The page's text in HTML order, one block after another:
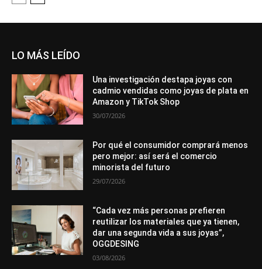
LO MÁS LEÍDO
Una investigación destapa joyas con
cadmio vendidas como joyas de plata en
Amazon y TikTok Shop
30/07/2026
Por qué el consumidor comprará menos
pero mejor: así será el comercio
minorista del futuro
29/07/2026
“Cada vez más personas prefieren
reutilizar los materiales que ya tienen,
dar una segunda vida a sus joyas”,
OGGDESING
03/08/2026